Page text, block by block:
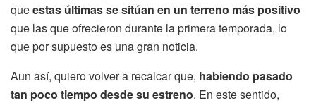
queestas últimas se sitúan en un terreno más positivo
que las que ofrecieron durante la primera temporada, lo
que por supuesto es una gran noticia.
Aun así, quiero volver a recalcar que, habiendo pasado
tan poco tiempo desde su estreno. En este sentido,